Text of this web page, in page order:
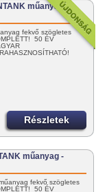
műanyag -
fekvő szögletes
50 ÉV
Részletek
műanyag -
fekvő szögletes
50 ÉV